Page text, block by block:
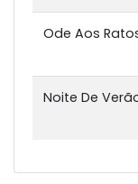
Ode Aos
Noite De